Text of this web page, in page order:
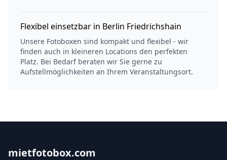
Flexibel einsetzbar in Berlin Friedrichshain
Unsere Fotoboxen sind kompakt und flexibel - wir
finden auch in kleineren Locations den perfekten
Platz. Bei Bedarf beraten wir Sie gerne zu
Aufstellmöglichkeiten an Ihrem Veranstaltungsort.
mietfotobox.com